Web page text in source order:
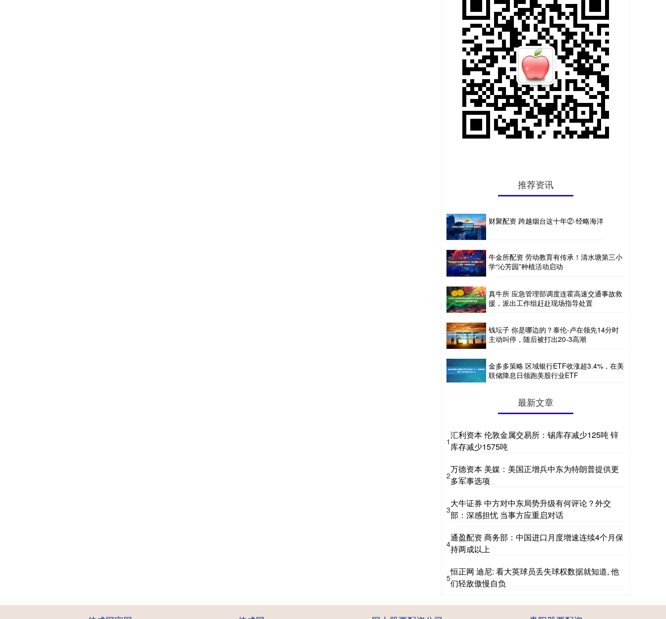
推荐资讯
财聚配资 跨越烟台这十年②·经略海洋
牛金所配资 劳动教育有传承！清水塘第三小
学“沁芳园”种植活动启动
真牛所 应急管理部调度连霍高速交通事故救
援，派出工作组赶赴现场指导处置
钱坛子 你是哪边的？泰伦-卢在领先14分时
主动叫停，随后被打出20-3高潮
金多多策略 区域银行ETF收涨超3.4%，在美
联储降息日领跑美股行业ETF
最新文章
1
汇利资本 伦敦金属交易所：锡库存减少125吨 锌
库存减少1575吨
2
万德资本 美媒：美国正增兵中东为特朗普提供更
多军事选项
3
大牛证券 中方对中东局势升级有何评论？外交
部：深感担忧 当事方应重启对话
4
通盈配资 商务部：中国进口月度增速连续4个月保
持两成以上
5
恒正网 迪尼: 看大英球员丢失球权数据就知道, 他
们轻敌傲慢自负